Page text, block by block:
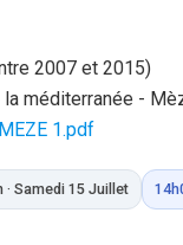
2007 et 2015)
la méditerranée -
1.pdf
· Samedi 15 Juillet